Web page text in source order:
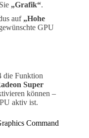
„Grafik“.
auf „Hohe
GPU
die Funktion
Super
können –
aktiv ist.
Command